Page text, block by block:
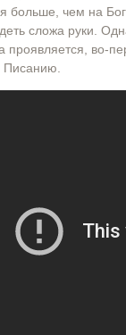
больше, чем на
сложа руки.
проявляется, во-
Писанию.